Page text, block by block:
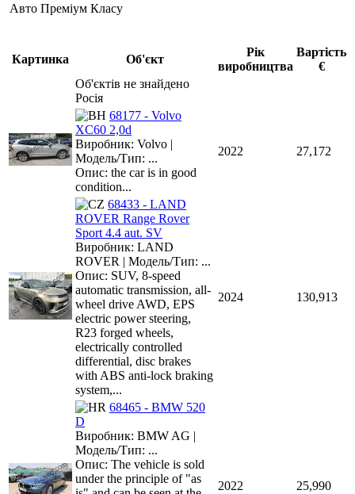
Авто Преміум Класу
Картинка Об'єкт
Рік
виробництва
Вартість
€
Об'єктів не знайдено
Росія
68177 - Volvo
XC60 2,0d
Виробник: Volvo |
Модель/Тип: ...
Опис: the car is in good
condition...
2022 27,172
68433 - LAND
ROVER Range Rover
Sport 4.4 aut. SV
Виробник: LAND
ROVER | Модель/Тип: ...
Опис: SUV, 8-speed
automatic transmission, all-
wheel drive AWD, EPS
electric power steering,
R23 forged wheels,
electrically controlled
differential, disc brakes
with ABS anti-lock braking
system,...
2024 130,913
68465 - BMW 520
D
Виробник: BMW AG |
Модель/Тип: ...
Опис: The vehicle is sold
under the principle of "as
2022 25,990